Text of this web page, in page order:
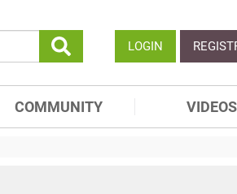
LOGIN
COMMUNITY VIDEOS